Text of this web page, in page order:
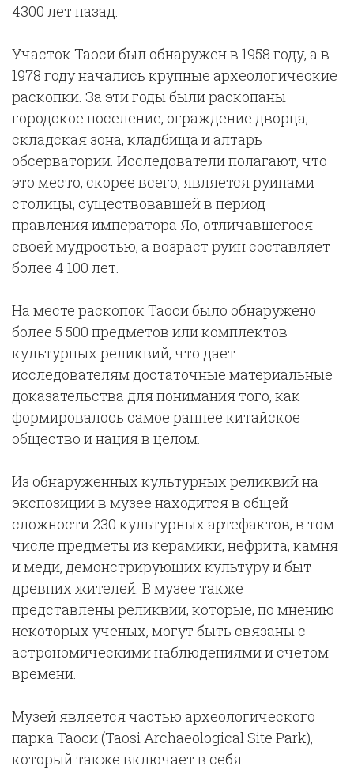
4300 лет назад.
Участок Таоси был обнаружен в 1958 году, а в
1978 году начались крупные археологические
раскопки. За эти годы были раскопаны
городское поселение, ограждение дворца,
складская зона, кладбища и алтарь
обсерватории. Исследователи полагают, что
это место, скорее всего, является руинами
столицы, существовавшей в период
правления императора Яо, отличавшегося
своей мудростью, а возраст руин составляет
более 4 100 лет.
На месте раскопок Таоси было обнаружено
более 5 500 предметов или комплектов
культурных реликвий, что дает
исследователям достаточные материальные
доказательства для понимания того, как
формировалось самое раннее китайское
общество и нация в целом.
Из обнаруженных культурных реликвий на
экспозиции в музее находится в общей
сложности 230 культурных артефактов, в том
числе предметы из керамики, нефрита, камня
и меди, демонстрирующих культуру и быт
древних жителей. В музее также
представлены реликвии, которые, по мнению
некоторых ученых, могут быть связаны с
астрономическими наблюдениями и счетом
времени.
Музей является частью археологического
парка Таоси (Taosi Archaeological Site Park),
который также включает в себя